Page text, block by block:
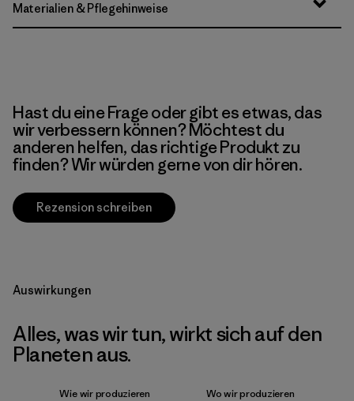
Materialien & Pflegehinweise
Hast du eine Frage oder gibt es etwas, das
wir verbessern können? Möchtest du
anderen helfen, das richtige Produkt zu
finden? Wir würden gerne von dir hören.
Rezension schreiben
Auswirkungen
Alles, was wir tun, wirkt sich auf den
Planeten aus.
Wie wir produzieren Wo wir produzieren